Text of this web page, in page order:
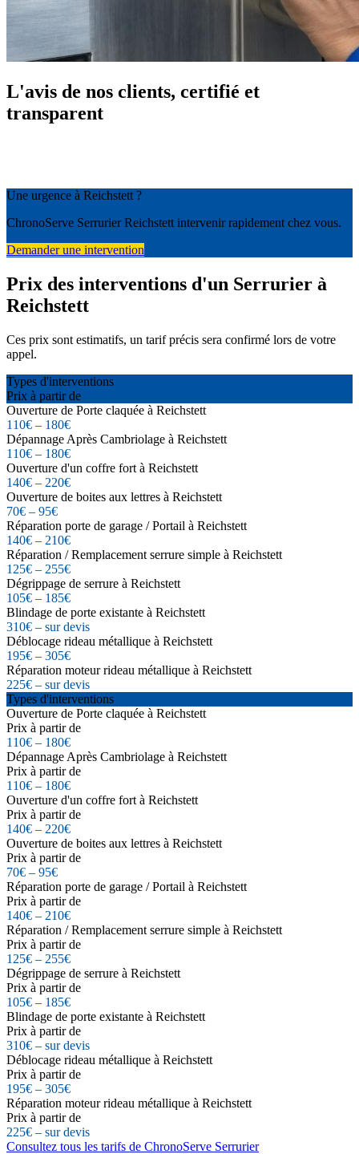
L'avis de nos clients, certifié et
transparent
Une urgence à Reichstett ?
ChronoServe Serrurier Reichstett intervenir rapidement chez vous.
Demander une intervention
Prix des interventions d'un Serrurier à
Reichstett
Ces prix sont estimatifs, un tarif précis sera confirmé lors de votre
appel.
Types d'interventions
Prix à partir de
Ouverture de Porte claquée à Reichstett
110€ – 180€
Dépannage Après Cambriolage à Reichstett
110€ – 180€
Ouverture d'un coffre fort à Reichstett
140€ – 220€
Ouverture de boites aux lettres à Reichstett
70€ – 95€
Réparation porte de garage / Portail à Reichstett
140€ – 210€
Réparation / Remplacement serrure simple à Reichstett
125€ – 255€
Dégrippage de serrure à Reichstett
105€ – 185€
Blindage de porte existante à Reichstett
310€ – sur devis
Déblocage rideau métallique à Reichstett
195€ – 305€
Réparation moteur rideau métallique à Reichstett
225€ – sur devis
Types d'interventions
Ouverture de Porte claquée à Reichstett
Prix à partir de
110€ – 180€
Dépannage Après Cambriolage à Reichstett
Prix à partir de
110€ – 180€
Ouverture d'un coffre fort à Reichstett
Prix à partir de
140€ – 220€
Ouverture de boites aux lettres à Reichstett
Prix à partir de
70€ – 95€
Réparation porte de garage / Portail à Reichstett
Prix à partir de
140€ – 210€
Réparation / Remplacement serrure simple à Reichstett
Prix à partir de
125€ – 255€
Dégrippage de serrure à Reichstett
Prix à partir de
105€ – 185€
Blindage de porte existante à Reichstett
Prix à partir de
310€ – sur devis
Déblocage rideau métallique à Reichstett
Prix à partir de
195€ – 305€
Réparation moteur rideau métallique à Reichstett
Prix à partir de
225€ – sur devis
Consultez tous les tarifs de ChronoServe Serrurier